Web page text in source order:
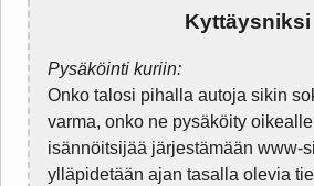
Kyttäysniksi
Pysäköinti kuriin:
Onko talosi pihalla autoja sikin
varma, onko ne pysäköity
isännöitsijää järjestämään www-
ylläpidetään ajan tasalla olevia